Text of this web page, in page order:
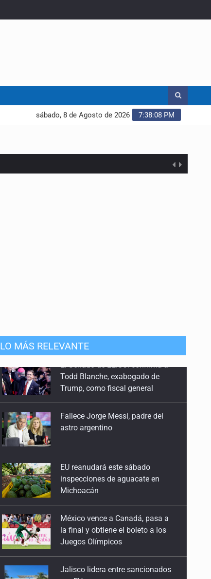
7:38:09 PM
sábado, 8 de Agosto de 2026
LO MÁS RELEVANTE
Fallece Jorge Messi, padre del
astro argentino
EU reanudará este sábado
Michoacán
México vence a Canadá, pasa a
la final y obtiene el boleto a los
Juegos Olímpicos
Jalisco lidera entre sancionados
por EU